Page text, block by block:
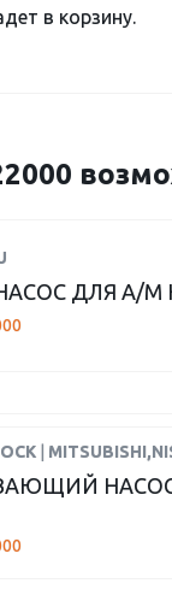
в корзину.
ДЛЯ А/М
НАСОС